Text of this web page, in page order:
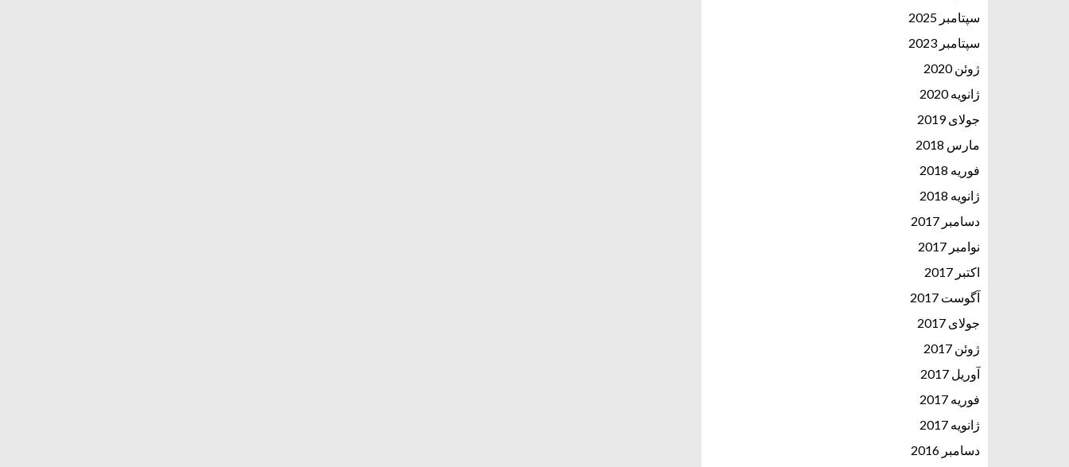
سپتامبر 2025
سپتامبر 2023
ژوئن 2020
ژانویه 2020
جولای 2019
مارس 2018
فوریه 2018
ژانویه 2018
دسامبر 2017
نوامبر 2017
اکتبر 2017
آگوست 2017
جولای 2017
ژوئن 2017
آوریل 2017
فوریه 2017
ژانویه 2017
دسامبر 2016